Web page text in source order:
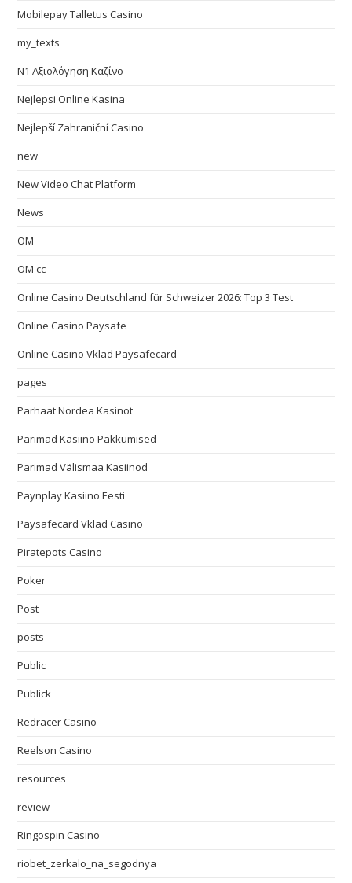
Mobilepay Talletus Casino
my_texts
N1 Αξιολόγηση Καζίνο
Nejlepsi Online Kasina
Nejlepší Zahraniční Casino
new
New Video Chat Platform
News
OM
OM cc
Online Casino Deutschland für Schweizer 2026: Top 3 Test
Online Casino Paysafe
Online Casino Vklad Paysafecard
pages
Parhaat Nordea Kasinot
Parimad Kasiino Pakkumised
Parimad Välismaa Kasiinod
Paynplay Kasiino Eesti
Paysafecard Vklad Casino
Piratepots Casino
Poker
Post
posts
Public
Publick
Redracer Casino
Reelson Casino
resources
review
Ringospin Casino
riobet_zerkalo_na_segodnya